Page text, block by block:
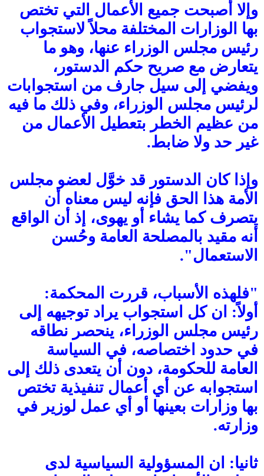
وإلا أصبحت جميع الأعمال التي تختص
بها الوزارات المختلفة محلاً لاستجواب
رئيس مجلس الوزراء عنها، وهو ما
يتعارض مع صريح حكم الدستور،
ويفضي إلى سيل جارف من استجوابات
لرئيس مجلس الوزراء، وفي ذلك ما فيه
من عظيم الخطر بتعطيل الأعمال من
غير حد ولا ضابط.
وإذا كان الدستور قد خوَّل لعضو مجلس
الأمة هذا الحق فإنه ليس معناه أن
يتصرف كما يشاء أو يهوى، إذ أن الواقع
أنه مقيد بالمصلحة العامة وحُسن
الاستعمال".
"فلهذه الأسباب، قررت المحكمة:
أولاً: ان كل استجواب يراد توجيهه إلى
رئيس مجلس الوزراء، ينحصر نطاقه
في حدود اختصاصه، في السياسة
العامة للحكومة، دون أن يتعدى ذلك إلى
استجوابه عن أي أعمال تنفيذية تختص
بها وزارات بعينها أو أي عمل لوزير في
وزارته.
ثانيا: ان المسؤولية السياسية لدى